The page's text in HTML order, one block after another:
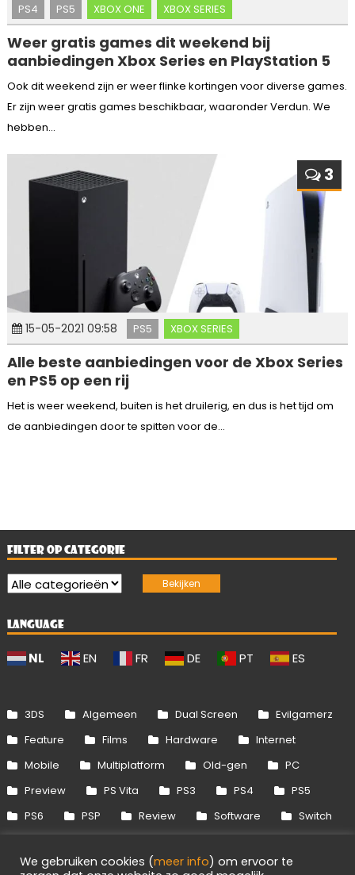
PS4 PS5 XBOX ONE XBOX SERIES
Weer gratis games dit weekend bij
aanbiedingen Xbox Series en PlayStation 5
Ook dit weekend zijn er weer flinke kortingen voor diverse games.
Er zijn weer gratis games beschikbaar, waaronder Verdun. We
hebben...
3
15-05-2021 09:58 PS5 XBOX SERIES
Alle beste aanbiedingen voor de Xbox Series
en PS5 op een rij
Het is weer weekend, buiten is het druilerig, en dus is het tijd om
de aanbiedingen door te spitten voor de...
FILTER OP CATEGORIE
LANGUAGE
NL EN FR DE PT ES
3DS Algemeen Dual Screen
Evilgamerz
Feature
Films Hardware
Internet
Mobile
Multiplatform Old-gen
PC
Preview
PS Vita PS3 PS4
PS5
PS6
PSP Review Software
Switch
Xbox 360
Xbox One Xbox Series
We gebruiken cookies (meer info) om ervoor te